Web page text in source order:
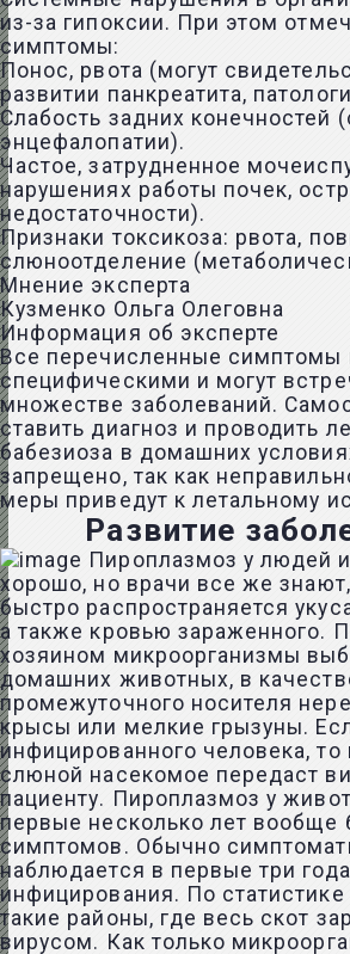
из-за гипоксии. При этом
симптомы:
Понос, рвота (могут
развитии панкреатита,
Слабость задних конечностей
энцефалопатии).
Частое, затрудненное
нарушениях работы почек,
недостаточности).
Признаки токсикоза: рвота,
слюноотделение
Мнение эксперта
Кузменко Ольга Олеговна
Информация об эксперте
Все перечисленные симптомы
специфическими и могут
множестве заболеваний.
ставить диагноз и проводить
бабезиоза в домашних
запрещено, так как
меры приведут к летальному
Развитие
Пироплазмоз у людей
хорошо, но врачи все же
быстро распространяется
а также кровью зараженного.
хозяином микроорганизмы
домашних животных, в
промежуточного носителя
крысы или мелкие грызуны.
инфицированного человека, то
слюной насекомое передаст
пациенту. Пироплазмоз у
первые несколько лет вообще
симптомов. Обычно
наблюдается в первые три
инфицирования. По
такие районы, где весь скот
вирусом. Как только